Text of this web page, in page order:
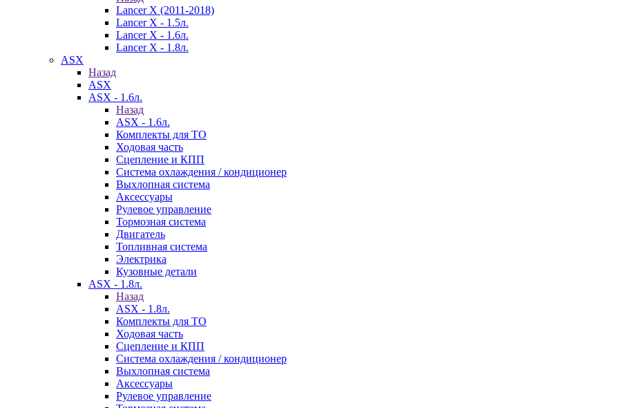
Lancer X (2011-2018)
Lancer X - 1.5л.
Lancer X - 1.6л.
Lancer X - 1.8л.
ASX
Назад
ASX
ASX - 1.6л.
Назад
ASX - 1.6л.
Комплекты для ТО
Ходовая часть
Сцепление и КПП
Система охлаждения / кондиционер
Выхлопная система
Аксессуары
Рулевое управление
Тормозная система
Двигатель
Топливная система
Электрика
Кузовные детали
ASX - 1.8л.
Назад
ASX - 1.8л.
Комплекты для ТО
Ходовая часть
Сцепление и КПП
Система охлаждения / кондиционер
Выхлопная система
Аксессуары
Рулевое управление